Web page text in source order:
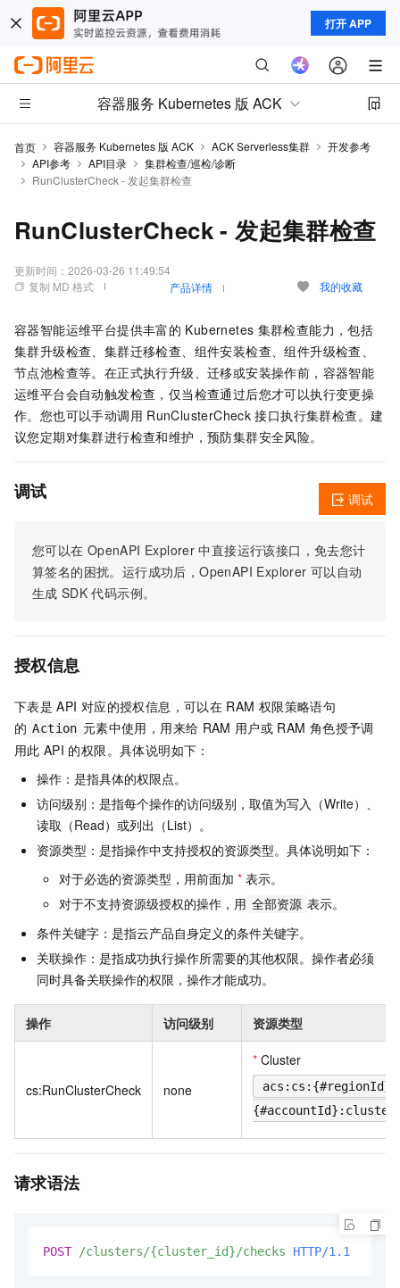
打开 APP
容器服务 Kubernetes 版 ACK
首页 容器服务 Kubernetes 版 ACK ACK Serverless集群
开发参考
API参考
API目录
集群检查/巡检/诊断
RunClusterCheck - 发起集群检查
RunClusterCheck - 发起集群检查
更新时间： 2026-03-26 11:49:54
复制 MD 格式
产品详情 我的收藏
容器智能运维平台提供丰富的 Kubernetes 集群检查能力，包括
集群升级检查、集群迁移检查、组件安装检查、组件升级检查、
节点池检查等。在正式执行升级、迁移或安装操作前，容器智能
运维平台会自动触发检查，仅当检查通过后您才可以执行变更操
作。您也可以手动调用 RunClusterCheck 接口执行集群检查。建
议您定期对集群进行检查和维护，预防集群安全风险。
调试
您可以在 OpenAPI Explorer 中直接运行该接口，免去您计
算签名的困扰。运行成功后，OpenAPI Explorer 可以自动
生成 SDK 代码示例。
调试
授权信息
下表是 API 对应的授权信息，可以在 RAM 权限策略语句
的 Action 元素中使用，用来给 RAM 用户或 RAM 角色授予调
用此 API 的权限。具体说明如下：
操作：是指具体的权限点。
访问级别：是指每个操作的访问级别，取值为写入（Write）、
读取（Read）或列出（List）。
资源类型：是指操作中支持授权的资源类型。具体说明如下：
对于必选的资源类型，用前面加 * 表示。
对于不支持资源级授权的操作，用 全部资源 表示。
条件关键字：是指云产品自身定义的条件关键字。
关联操作：是指成功执行操作所需要的其他权限。操作者必须
同时具备关联操作的权限，操作才能成功。
操作 访问级别 资源类型
cs:RunClusterCheck none
* Cluster
acs:cs:{#regionId}:
请求语法
POST /clusters/{cluster_id}/checks HTTP/1.1